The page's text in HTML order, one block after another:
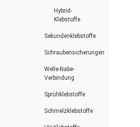
Hybrid-
Klebstoffe
Sekundenklebstoffe
Schraubensicherungen
Welle-Nabe-
Verbindung
Sprühklebstoffe
Schmelzklebstoffe